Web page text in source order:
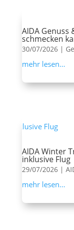
AIDA Genuss
schmecken
30/07/2026|
mehr lesen...
AIDA Winter
inklusive Flug
29/07/2026|
mehr lesen...